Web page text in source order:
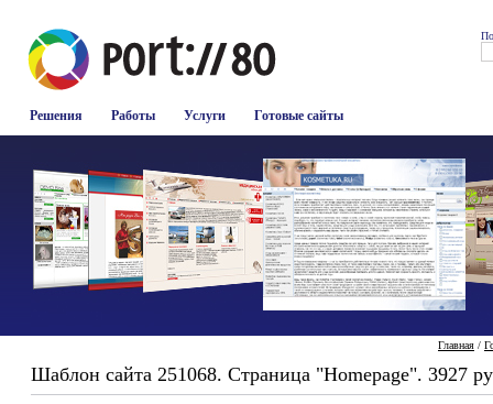
Решения Работы Услуги Готовые сайты
Главная /
Шаблон сайта 251068. Страница "Homepage". 3927